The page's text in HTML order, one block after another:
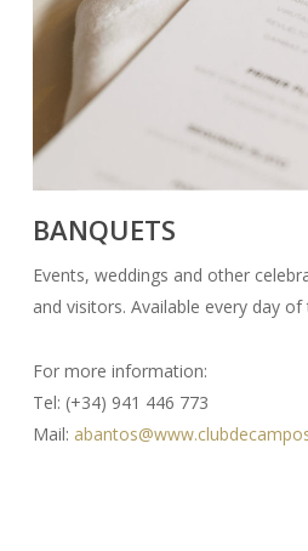
BANQUETS
Events, weddings and other
and visitors. Available every day of
For more information:
Tel: (+34) 941 446 773
Mail: